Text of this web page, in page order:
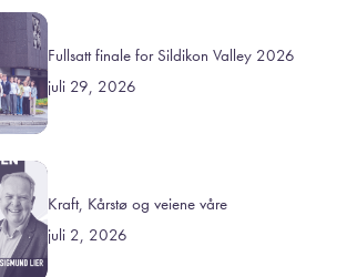
Fullsatt finale for Sildikon Valley 2026
juli 29, 2026
Kraft, Kårstø og veiene våre
juli 2, 2026